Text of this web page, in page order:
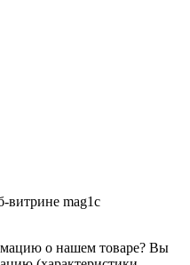
витрине mag1c
о нашем товаре? Вы